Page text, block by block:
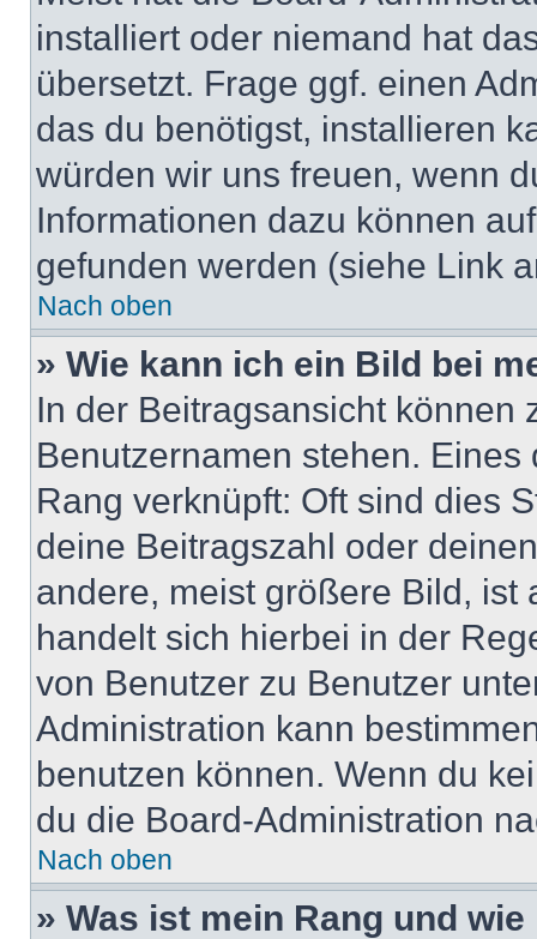
installiert oder niemand hat
übersetzt. Frage ggf. einen
das du benötigst, installieren
würden wir uns freuen, wenn
Informationen dazu können
gefunden werden (siehe Link
Nach oben
» Wie kann ich ein Bild bei
In der Beitragsansicht können
Benutzernamen stehen.
Rang verknüpft: Oft sind dies
deine Beitragszahl oder
andere, meist größere Bild, ist
handelt sich hierbei in der
von Benutzer zu Benutzer
Administration kann
benutzen können. Wenn du
du die Board-Administration
Nach oben
» Was ist mein Rang und